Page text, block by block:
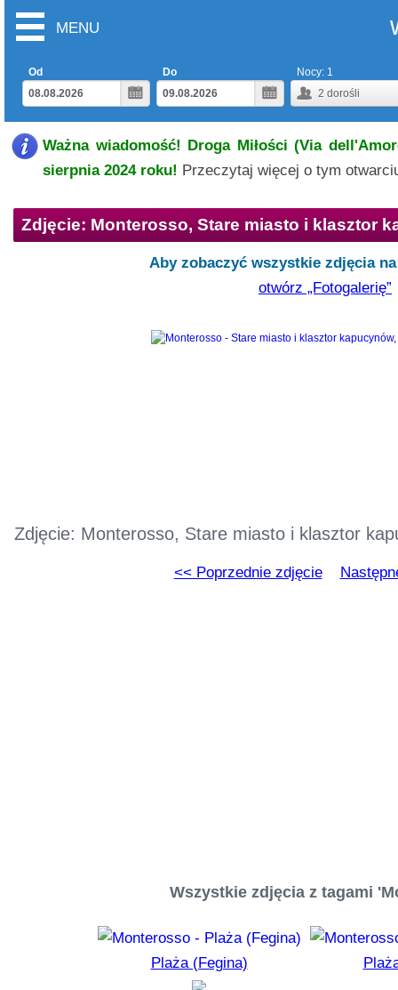
MENU
Od
Do
2 dorośli
Nocy: 1
Ważna wiadomość! Droga Miłości (Via
sierpnia 2024 roku! Przeczytaj więcej o tym
Zdjęcie: Monterosso, Stare miasto i klasztor
Aby zobaczyć wszystkie zdjęcia
otwórz „Fotogalerię”
Zdjęcie: Monterosso, Stare miasto i klasztor
<< Poprzednie zdjęcie
Wszystkie zdjęcia z tagami
Plaża (Fegina)